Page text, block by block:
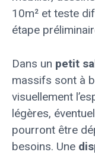
10m² et teste
étape
Dans un petit
massifs sont à
visuellement
légères,
pourront être
besoins. Une